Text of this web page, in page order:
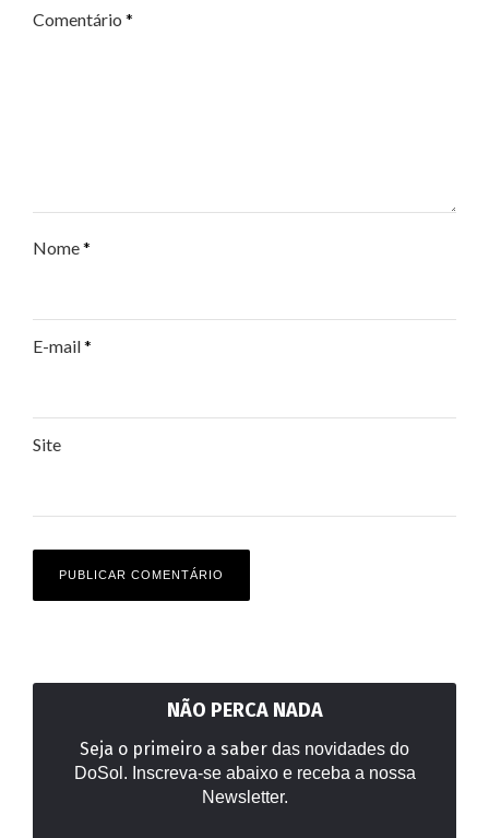
Comentário *
Nome*
E-mail*
Site
NÃO PERCA NADA
Seja o primeiro a saber das novidades do
DoSol. Inscreva-se abaixo e receba a nossa
Newsletter.